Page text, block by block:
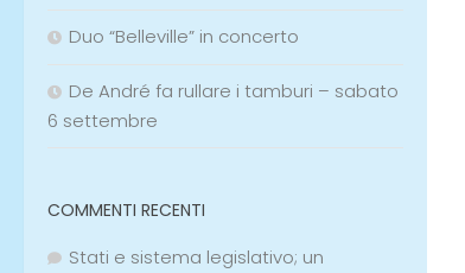
Duo “Belleville” in concerto
De André fa rullare i tamburi – sabato
6 settembre
COMMENTI RECENTI
Stati e sistema legislativo; un